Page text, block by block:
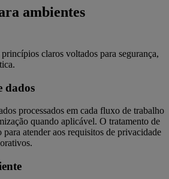
ambientes
claros voltados para segurança,
dados
processados em cada fluxo de trabalho
quando aplicável. O tratamento de
atender aos requisitos de privacidade